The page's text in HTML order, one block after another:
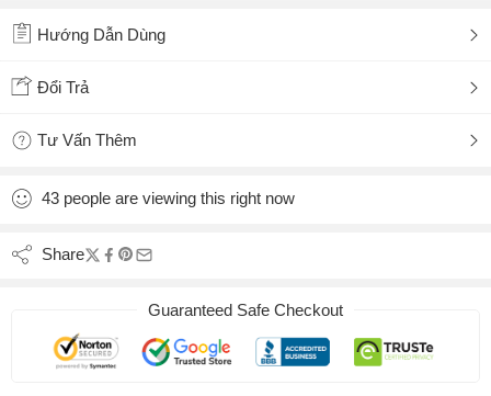
Hướng Dẫn Dùng
Đổi Trả
Tư Vấn Thêm
43 people are viewing this right now
Share
Guaranteed Safe Checkout